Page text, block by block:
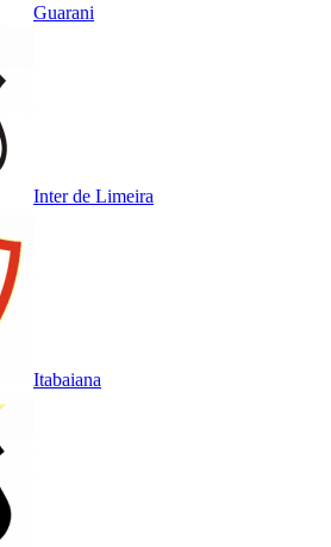
Guarani
Inter de Limeira
Itabaiana